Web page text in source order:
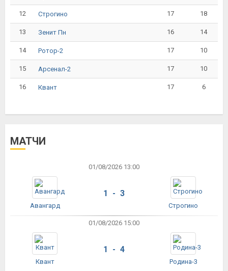
12 Строгино 17 18
13 Зенит Пн 16 14
14 Ротор-2 17 10
15 Арсенал-2 17 10
16 Квант 17 6
МАТЧИ
01/08/2026 13:00
Авангард
1 - 3
Строгино
01/08/2026 15:00
Квант
1 - 4
Родина-3